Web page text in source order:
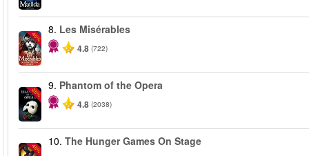
-40%
8. Les Misérables
4.8 (722)
-20%
9. Phantom of the Opera
4.8 (2038)
-40%
10. The Hunger Games On Stage